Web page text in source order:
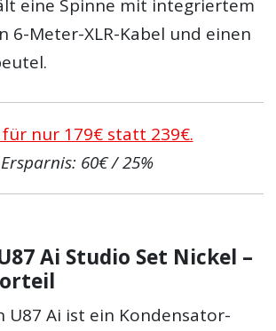
eine Spinne mit integriertem
6-Meter-XLR-Kabel und einen
für nur 179€ statt 239€.
Ersparnis: 60€ / 25%
Ai Studio Set Nickel –
U87 Ai ist ein Kondensator-